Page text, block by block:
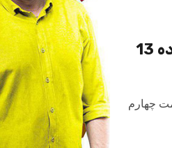
13 دانلود قسمت چهارم